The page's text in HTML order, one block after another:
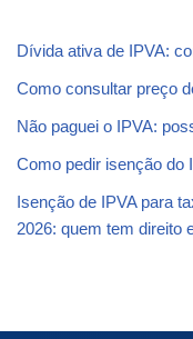
Dívida ativa de IPVA:
Como consultar preço
Não paguei o IPVA:
Como pedir isenção do
Isenção de IPVA para
2026: quem tem direito